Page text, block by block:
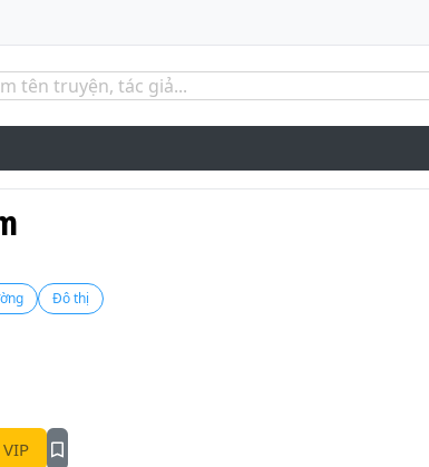
Đô thị